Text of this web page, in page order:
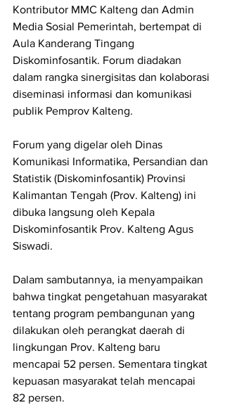
Kontributor MMC Kalteng dan Admin
Media Sosial Pemerintah, bertempat di
Aula Kanderang Tingang
Diskominfosantik. Forum diadakan
dalam rangka sinergisitas dan kolaborasi
diseminasi informasi dan komunikasi
publik Pemprov Kalteng.
Forum yang digelar oleh Dinas
Komunikasi Informatika, Persandian dan
Statistik (Diskominfosantik) Provinsi
Kalimantan Tengah (Prov. Kalteng) ini
dibuka langsung oleh Kepala
Diskominfosantik Prov. Kalteng Agus
Siswadi.
Dalam sambutannya, ia menyampaikan
bahwa tingkat pengetahuan masyarakat
tentang program pembangunan yang
dilakukan oleh perangkat daerah di
lingkungan Prov. Kalteng baru
mencapai 52 persen. Sementara tingkat
kepuasan masyarakat telah mencapai
82 persen.